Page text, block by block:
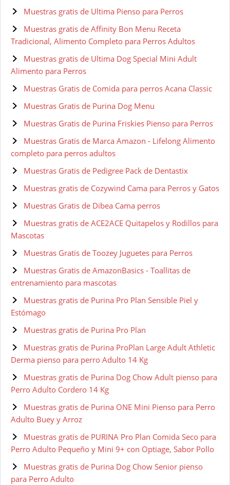
Muestras gratis de Ultima Pienso para Perros
Muestras gratis de Affinity Bon Menu Receta
Tradicional, Alimento Completo para Perros Adultos
Muestras gratis de Ultima Dog Special Mini Adult
Alimento para Perros
Muestras Gratis de Comida para perros Acana Classic
Muestras Gratis de Purina Dog Menu
Muestras Gratis de Purina Friskies Pienso para Perros
Muestras Gratis de Marca Amazon - Lifelong Alimento
completo para perros adultos
Muestras Gratis de Pedigree Pack de Dentastix
Muestras gratis de Cozywind Cama para Perros y Gatos
Muestras Gratis de Dibea Cama perros
Muestras gratis de ACE2ACE Quitapelos y Rodillos para
Mascotas
Muestras Gratis de Toozey Juguetes para Perros
Muestras Gratis de AmazonBasics - Toallitas de
entrenamiento para mascotas
Muestras gratis de Purina Pro Plan Sensible Piel y
Estómago
Muestras gratis de Purina Pro Plan
Muestras gratis de Purina ProPlan Large Adult Athletic
Derma pienso para perro Adulto 14 Kg
Muestras gratis de Purina Dog Chow Adult pienso para
Perro Adulto Cordero 14 Kg
Muestras gratis de Purina ONE Mini Pienso para Perro
Adulto Buey y Arroz
Muestras gratis de PURINA Pro Plan Comida Seco para
Perro Adulto Pequeño y Mini 9+ con Optiage, Sabor Pollo
Muestras gratis de Purina Dog Chow Senior pienso
para Perro Adulto